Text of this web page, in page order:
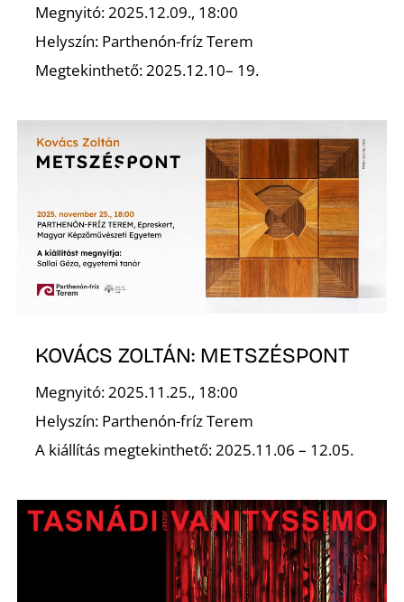
Megnyitó: 2025.12.09., 18:00
Helyszín: Parthenón-fríz Terem
Megtekinthető: 2025.12.10– 19.
KOVÁCS ZOLTÁN: METSZÉSPONT
Megnyitó: 2025.11.25., 18:00
Helyszín: Parthenón-fríz Terem
A kiállítás megtekinthető: 2025.11.06 – 12.05.